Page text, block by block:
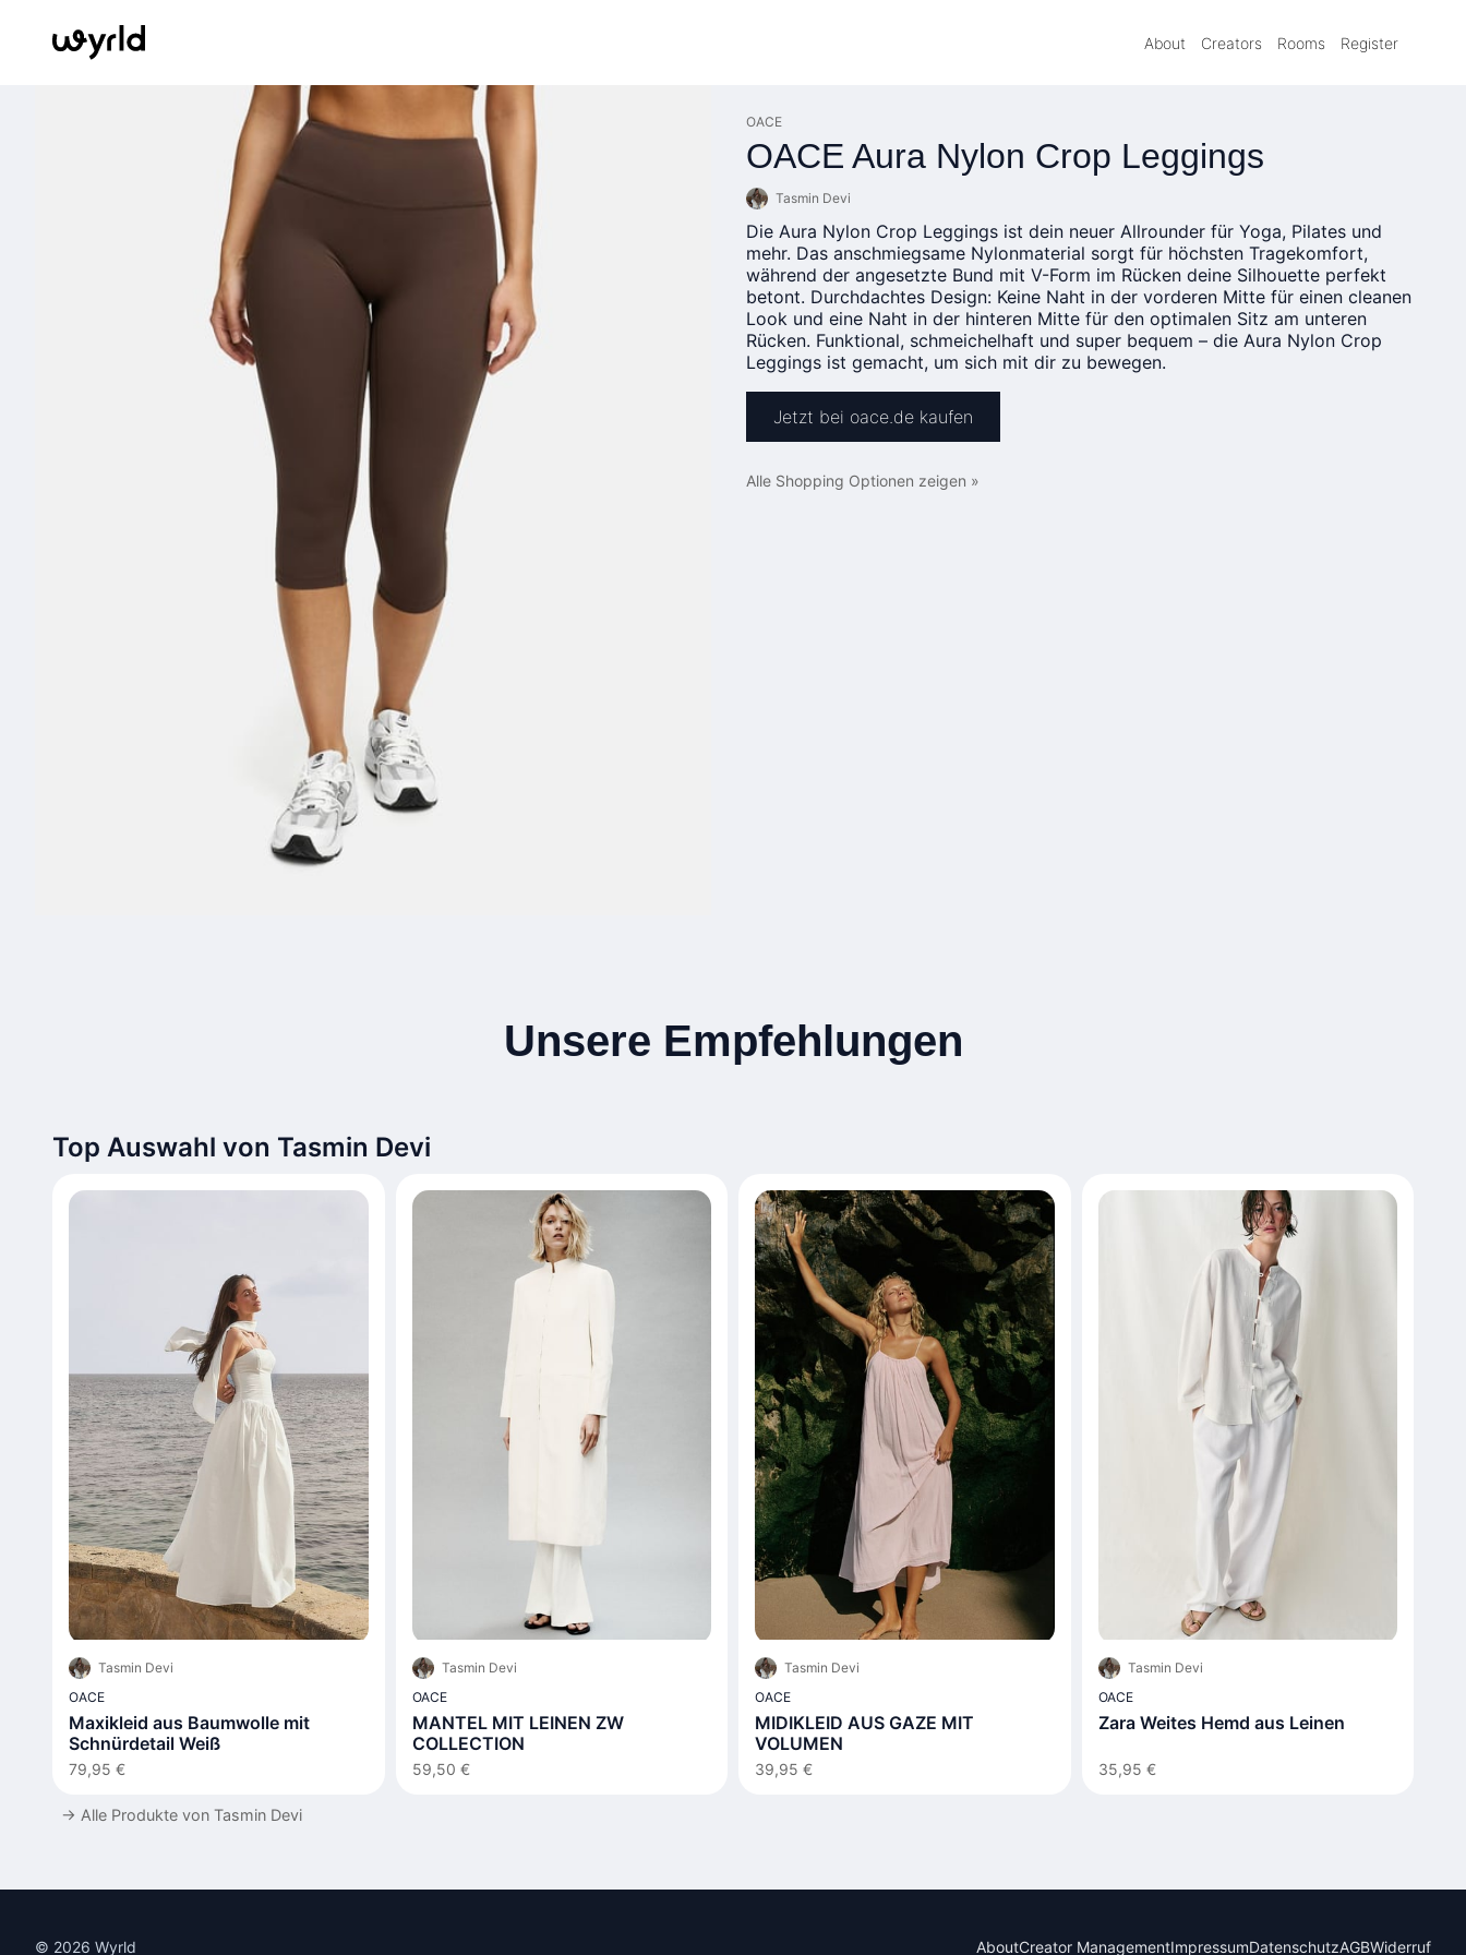
About Creators Rooms Register
OACE
OACE Aura Nylon Crop Leggings
Tasmin Devi
Die Aura Nylon Crop Leggings ist dein neuer Allrounder für Yoga, Pilates und
mehr. Das anschmiegsame Nylonmaterial sorgt für höchsten Tragekomfort,
während der angesetzte Bund mit V-Form im Rücken deine Silhouette perfekt
betont. Durchdachtes Design: Keine Naht in der vorderen Mitte für einen cleanen
Look und eine Naht in der hinteren Mitte für den optimalen Sitz am unteren
Rücken. Funktional, schmeichelhaft und super bequem – die Aura Nylon Crop
Leggings ist gemacht, um sich mit dir zu bewegen.
Jetzt bei oace.de kaufen
Alle Shopping Optionen zeigen »
Unsere Empfehlungen
Top Auswahl von Tasmin Devi
Tasmin Devi
OACE
Maxikleid aus Baumwolle mit
Schnürdetail Weiß
79,95 €
Tasmin Devi
OACE
MANTEL MIT LEINEN ZW
COLLECTION
59,50 €
Tasmin Devi
OACE
MIDIKLEID AUS GAZE MIT
VOLUMEN
39,95 €
Tasmin Devi
OACE
Zara Weites Hemd aus Leinen
35,95 €
→ Alle Produkte von Tasmin Devi
© 2026 Wyrld AboutCreator ManagementImpressumDatenschutzAGBWiderruf